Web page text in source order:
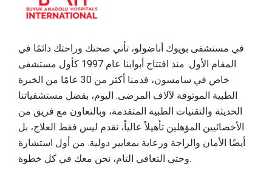
في مستشفى بويوك أناضولو، تأتي صحتك وراحتك دائمًا في
المقام الأول. منذ افتتاح أبوابنا عام 1997 كأول مستشفى
خاص في سامسون، قدمنا أكثر من 30 عامًا من الخبرة
الطبية الموثوقة لآلاف المرضى. اليوم، بفضل مستشفياتنا
الحديثة والتقنيات الطبية المتقدمة، وبالتعاون مع فريق من
الأخصائيين المؤهلين تأهيلاً عالياً، نقدم ليس فقط العلاج، بل
أيضًا الأمان والراحة ورعاية بمعايير دولية. من أول استشارة
وحتى التعافي التام، نحن معك في كل خطوة.